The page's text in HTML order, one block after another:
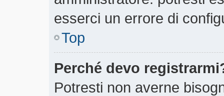
esserci un errore di
Top
Perché devo
Potresti non averne